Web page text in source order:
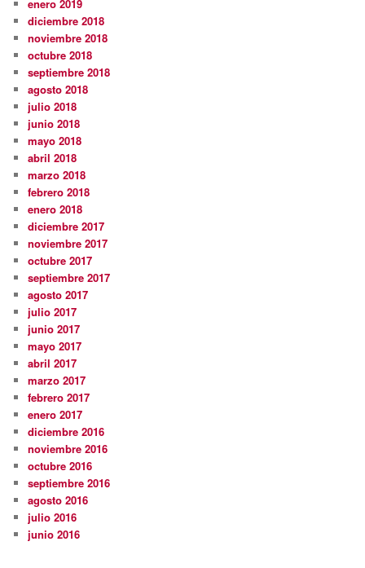
enero 2019
diciembre 2018
noviembre 2018
octubre 2018
septiembre 2018
agosto 2018
julio 2018
junio 2018
mayo 2018
abril 2018
marzo 2018
febrero 2018
enero 2018
diciembre 2017
noviembre 2017
octubre 2017
septiembre 2017
agosto 2017
julio 2017
junio 2017
mayo 2017
abril 2017
marzo 2017
febrero 2017
enero 2017
diciembre 2016
noviembre 2016
octubre 2016
septiembre 2016
agosto 2016
julio 2016
junio 2016